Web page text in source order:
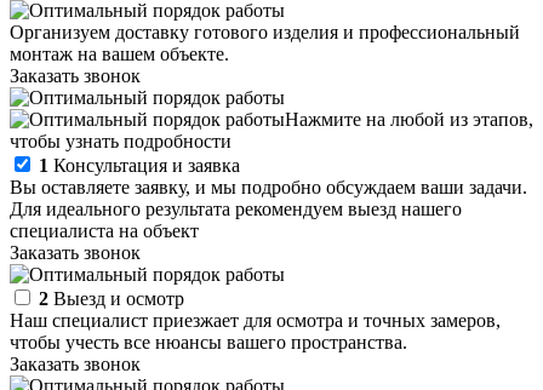
Организуем доставку готового изделия и профессиональный
монтаж на вашем объекте.
Заказать звонок
Нажмите на любой из этапов,
чтобы узнать подробности
1 Консультация и заявка
Вы оставляете заявку, и мы подробно обсуждаем ваши задачи.
Для идеального результата рекомендуем выезд нашего
специалиста на объект
Заказать звонок
2 Выезд и осмотр
Наш специалист приезжает для осмотра и точных замеров,
чтобы учесть все нюансы вашего пространства.
Заказать звонок